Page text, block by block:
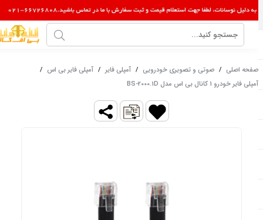
صفحه اصلی صوتی و تصویری خودرویی آمپلی فایر آمپلی فایر بی اس
آمپلی فایر خودرو 1 کانال بی اس مدل BS-2000.1D